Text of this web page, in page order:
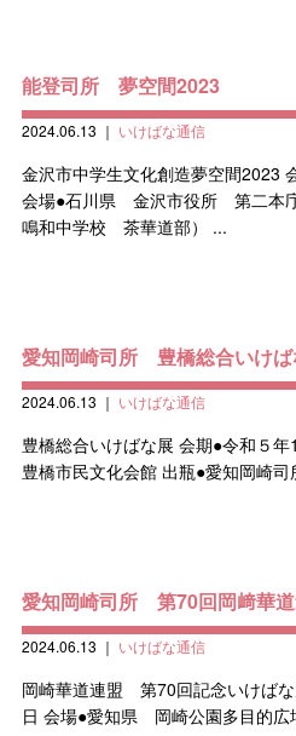
能登司所 夢空間2023
2024.06.13 ｜ いけばな通信
金沢市中学生文化創造夢空間2023
会場●石川県 金沢市役所 第二本
鳴和中学校 茶華道部） ...
愛知岡崎司所 豊橋総合いけば
2024.06.13 ｜ いけばな通信
豊橋総合いけばな展 会期●令和５
豊橋市民文化会館 出瓶●愛知岡崎
愛知岡崎司所 第70回岡﨑華
2024.06.13 ｜ いけばな通信
岡崎華道連盟 第70回記念いけば
日 会場●愛知県 岡崎公園多目的広